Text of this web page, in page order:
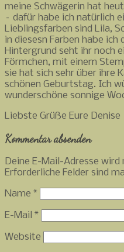
meine Schwägerin hat
– dafür habe ich natürlich
Lieblingsfarben sind Lila,
in diesesn Farben habe
Hintergrund seht ihr noch
Förmchen, mit einem
sie hat sich sehr über ihre
schönen Geburtstag. Ich
wunderschöne sonnige
Liebste Grüße Eure Denise
Kommentar absenden
Deine E-Mail-Adresse
Erforderliche Felder sind
Name *
E-Mail *
Website